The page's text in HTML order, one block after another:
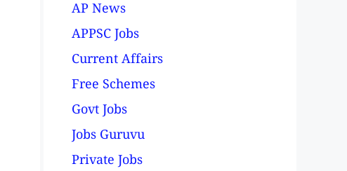
AP News
APPSC Jobs
Current Affairs
Free Schemes
Govt Jobs
Jobs Guruvu
Private Jobs